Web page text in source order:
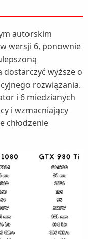
autorskim
wersji 6, ponownie
dostarczyć wyższe o
rozwiązania.
i 6 miedzianych
i wzmacniający
chłodzenie